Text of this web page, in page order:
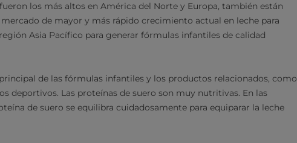
los más altos en América del Norte y Europa, también están
de mayor y más rápido crecimiento actual en leche para
Asia Pacífico para generar fórmulas infantiles de calidad
de las fórmulas infantiles y los productos relacionados, como
deportivos. Las proteínas de suero son muy nutritivas. En las
de suero se equilibra cuidadosamente para equiparar la leche